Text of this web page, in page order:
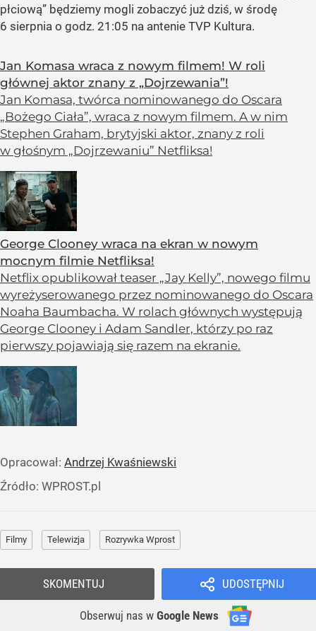
płciową” będziemy mogli zobaczyć już dziś, w środę
6 sierpnia o godz. 21:05 na antenie TVP Kultura.
Jan Komasa wraca z nowym filmem! W roli
głównej aktor znany z „Dojrzewania”!
Jan Komasa, twórca nominowanego do Oscara
„Bożego Ciała”, wraca z nowym filmem. A w nim
Stephen Graham, brytyjski aktor, znany z roli
w głośnym „Dojrzewaniu” Netfliksa!
George Clooney wraca na ekran w nowym
mocnym filmie Netfliksa!
Netflix opublikował teaser „Jay Kelly”, nowego filmu
wyreżyserowanego przez nominowanego do Oscara
Noaha Baumbacha. W rolach głównych występują
George Clooney i Adam Sandler, którzy po raz
pierwszy pojawiają się razem na ekranie.
Opracował: Andrzej Kwaśniewski
Źródło: WPROST.pl
Filmy Telewizja Rozrywka Wprost
UDOSTĘPNIJ
Obserwuj nas w Google News
SKOMENTUJ